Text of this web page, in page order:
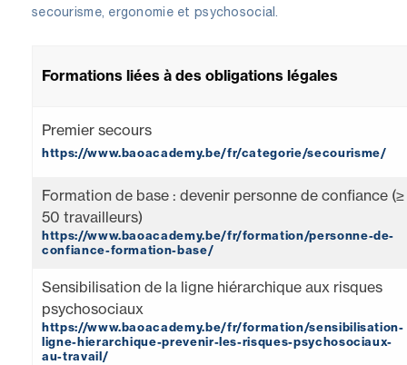
secourisme, ergonomie et psychosocial.
Formations liées à des obligations légales
Premier secours
https://www.baoacademy.be/fr/categorie/secourisme/
Formation de base : devenir personne de confiance (≥
50 travailleurs)
https://www.baoacademy.be/fr/formation/personne-de-
confiance-formation-base/
Sensibilisation de la ligne hiérarchique aux risques
psychosociaux
https://www.baoacademy.be/fr/formation/sensibilisation-
ligne-hierarchique-prevenir-les-risques-psychosociaux-
au-travail/